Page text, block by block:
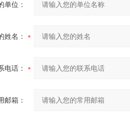
单位：
姓名：
电话：
邮箱：